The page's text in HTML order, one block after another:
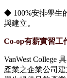
◆ 100%安排學生
與建立。
Co-op有薪實習工
VanWest College
產業之企業公司